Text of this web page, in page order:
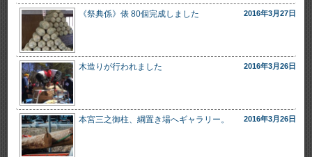
《祭典係》俵 80個完成しました 2016年3月27日
木造りが行われました 2016年3月26日
本宮三之御柱、綱置き場へギャラリー。 2016年3月26日